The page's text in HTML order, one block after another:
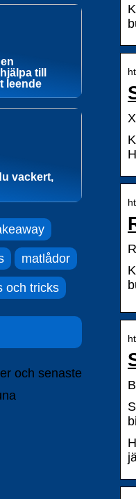
till
leende
vackert,
matlådor
och tricks
och senaste